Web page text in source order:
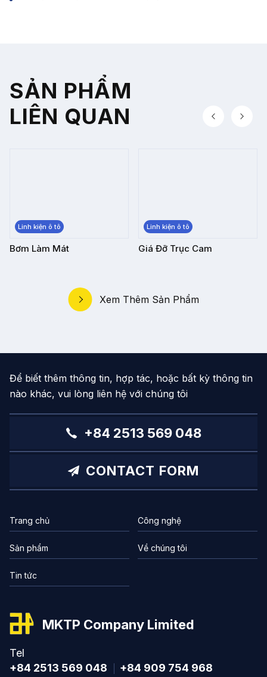
SẢN PHẨM
LIÊN QUAN
Xem Thêm Sản Phẩm
Linh kiện ô tô
Bơm Làm Mát
Linh kiện ô tô
Giá Đỡ Trục Cam
Để biết thêm thông tin, hợp tác, hoặc bất kỳ thông tin
nào khác, vui lòng liên hệ với chúng tôi
+84 2513 569 048
CONTACT FORM
MKTP Company Limited
Tel
+84 2513 569 048
+84 909 754 968
Trang chủ Công nghệ
Sản phẩm Về chúng tôi
Tin tức